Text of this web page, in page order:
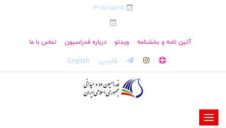
1405/05/15
آئین نامه و بخشنامه ویدئو درباره فدراسیون تماس با ما
فارسی English
-